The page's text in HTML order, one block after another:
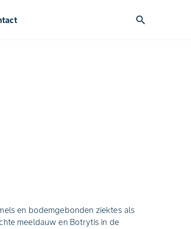
search
en bodemgebonden ziektes als
meeldauw en Botrytis in de